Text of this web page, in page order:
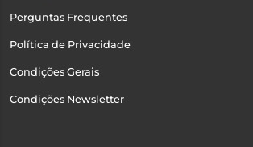
Perguntas Frequentes
Política de Privacidade
Condições Gerais
Condições Newsletter